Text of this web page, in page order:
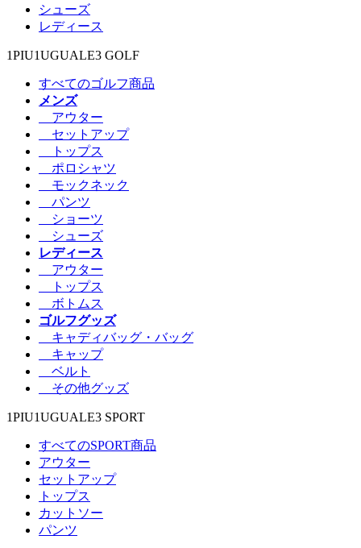
シューズ
レディース
1PIU1UGUALE3 GOLF
すべてのゴルフ商品
メンズ
アウター
セットアップ
トップス
ポロシャツ
モックネック
パンツ
ショーツ
シューズ
レディース
アウター
トップス
ボトムス
ゴルフグッズ
キャディバッグ・バッグ
キャップ
ベルト
その他グッズ
1PIU1UGUALE3 SPORT
すべてのSPORT商品
アウター
セットアップ
トップス
カットソー
パンツ